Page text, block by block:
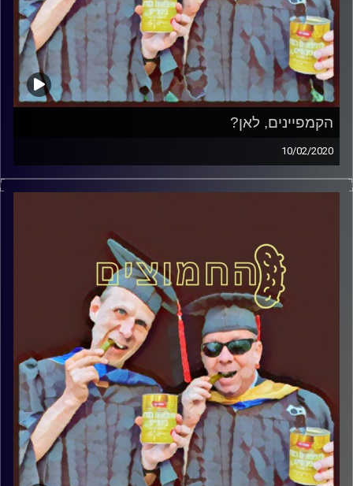
הקמפיינים, לאן?
10/02/2020
החמוצים – בפעם השלישית.
הקמפיינים, לאן
קרדיט תמונות:AudioVersity